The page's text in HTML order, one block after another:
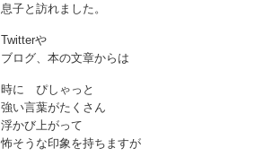
息子と訪れました。
Twitterや
ブログ、本の文章からは
時に ぴしゃっと
強い言葉がたくさん
浮かび上がって
怖そうな印象を持ちますが